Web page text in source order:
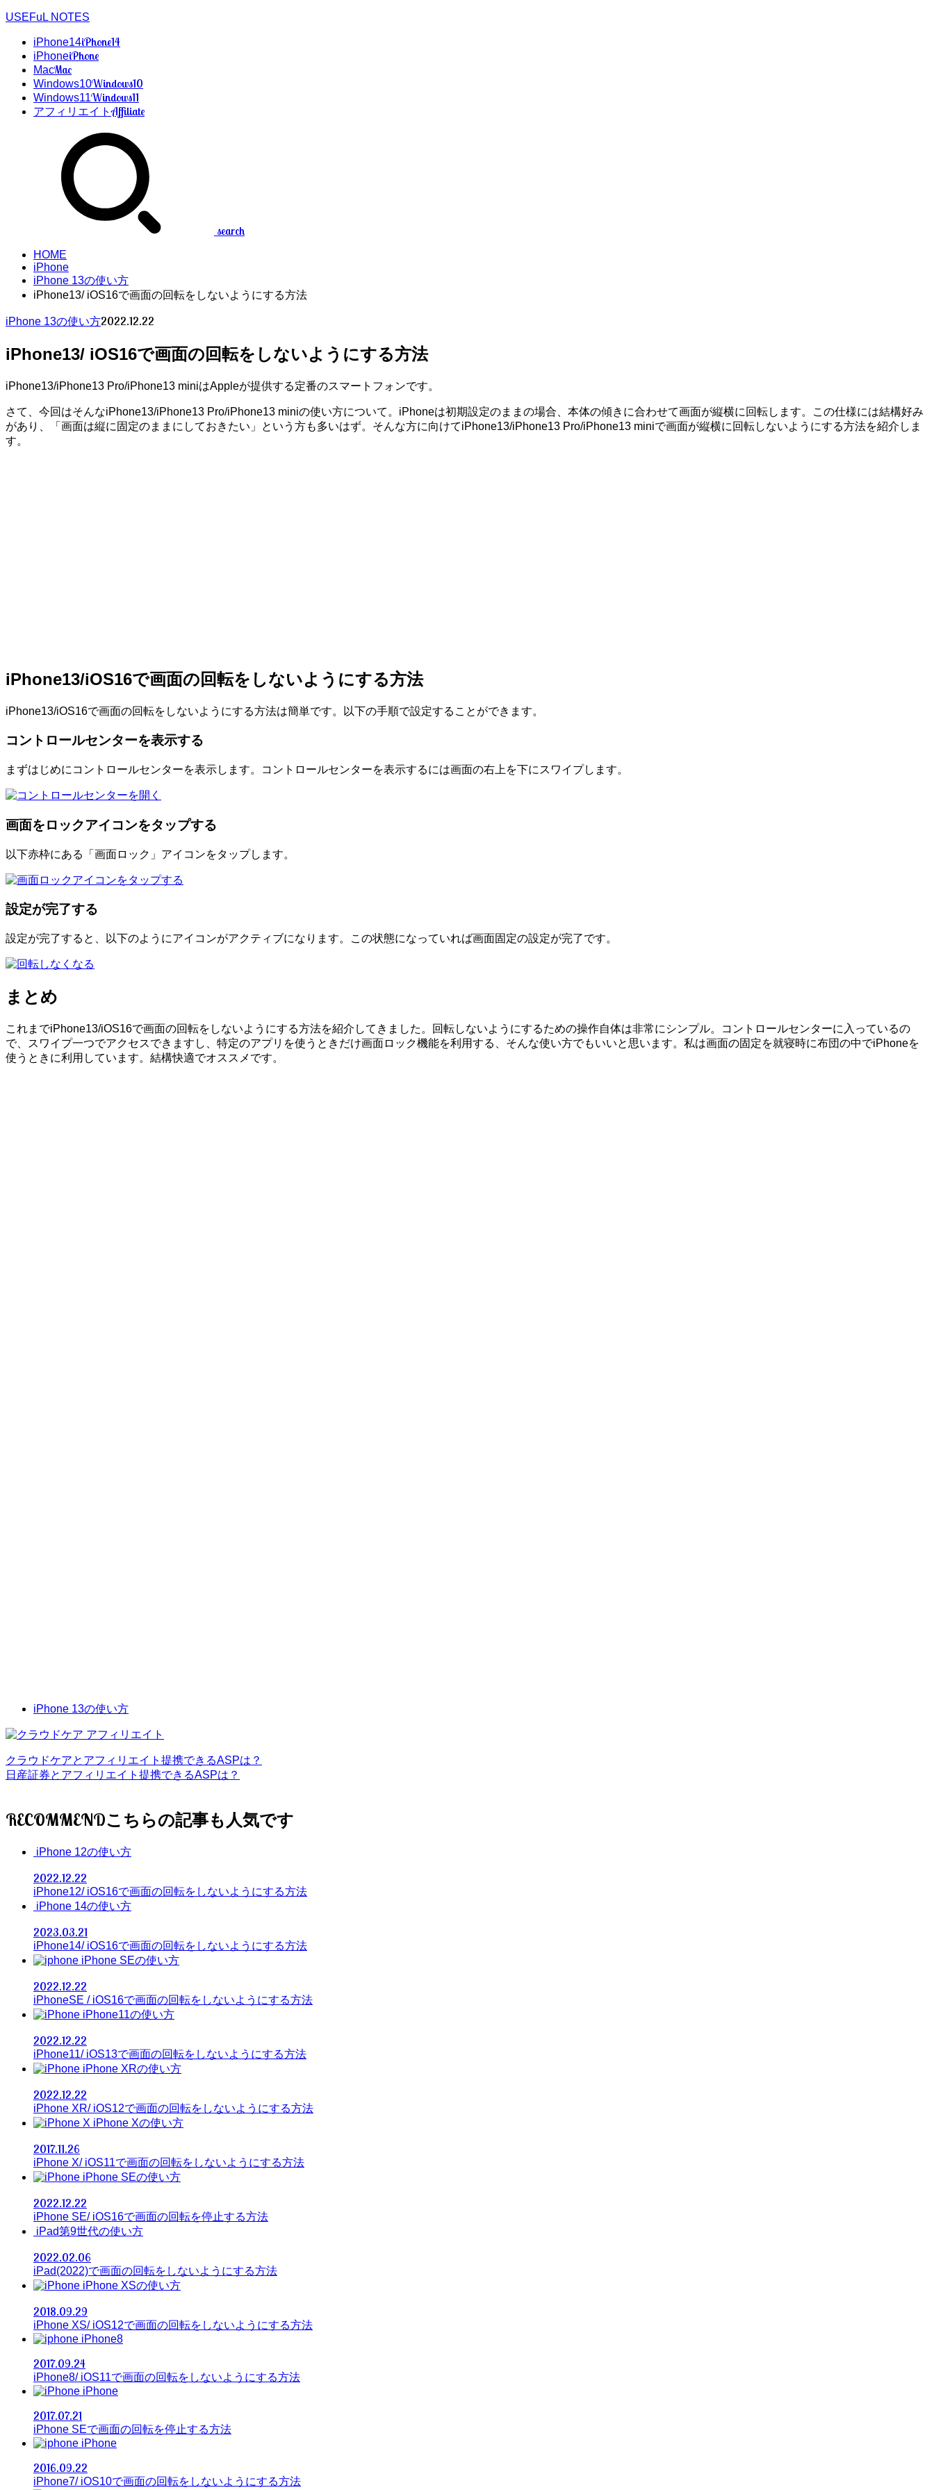
USEFuL NOTES
iPhone14iPhone14
iPhoneiPhone
MacMac
Windows10Windows10
Windows11Windows11
アフィリエイトAffiliate
search
HOME
iPhone
iPhone 13の使い方
iPhone13/ iOS16で画面の回転をしないようにする方法
iPhone 13の使い方2022.12.22
iPhone13/ iOS16で画面の回転をしないようにする方法
iPhone13/iPhone13 Pro/iPhone13 miniはAppleが提供する定番のスマートフォンです。
さて、今回はそんなiPhone13/iPhone13 Pro/iPhone13 miniの使い方について。iPhoneは初期設定のままの場合、本体の傾きに合わせて画面が縦横に回転します。この仕様には結構好み
があり、「画面は縦に固定のままにしておきたい」という方も多いはず。そんな方に向けてiPhone13/iPhone13 Pro/iPhone13 miniで画面が縦横に回転しないようにする方法を紹介しま
す。
iPhone13/iOS16で画面の回転をしないようにする方法
iPhone13/iOS16で画面の回転をしないようにする方法は簡単です。以下の手順で設定することができます。
コントロールセンターを表示する
まずはじめにコントロールセンターを表示します。コントロールセンターを表示するには画面の右上を下にスワイプします。
画面をロックアイコンをタップする
以下赤枠にある「画面ロック」アイコンをタップします。
設定が完了する
設定が完了すると、以下のようにアイコンがアクティブになります。この状態になっていれば画面固定の設定が完了です。
まとめ
これまでiPhone13/iOS16で画面の回転をしないようにする方法を紹介してきました。回転しないようにするための操作自体は非常にシンプル。コントロールセンターに入っているの
で、スワイプ一つでアクセスできますし、特定のアプリを使うときだけ画面ロック機能を利用する、そんな使い方でもいいと思います。私は画面の固定を就寝時に布団の中でiPhoneを
使うときに利用しています。結構快適でオススメです。
iPhone 13の使い方
クラウドケアとアフィリエイト提携できるASPは？
日産証券とアフィリエイト提携できるASPは？
RECOMMEND
iPhone 12の使い方
2022.12.22
iPhone12/ iOS16で画面の回転をしないようにする方法
iPhone 14の使い方
2023.03.21
iPhone14/ iOS16で画面の回転をしないようにする方法
iPhone SEの使い方
2022.12.22
iPhoneSE / iOS16で画面の回転をしないようにする方法
iPhone11の使い方
2022.12.22
iPhone11/ iOS13で画面の回転をしないようにする方法
iPhone XRの使い方
2022.12.22
iPhone XR/ iOS12で画面の回転をしないようにする方法
iPhone Xの使い方
2017.11.26
iPhone X/ iOS11で画面の回転をしないようにする方法
iPhone SEの使い方
2022.12.22
iPhone SE/ iOS16で画面の回転を停止する方法
iPad第9世代の使い方
2022.02.06
iPad(2022)で画面の回転をしないようにする方法
iPhone XSの使い方
2018.09.29
iPhone XS/ iOS12で画面の回転をしないようにする方法
iPhone8
2017.09.24
iPhone8/ iOS11で画面の回転をしないようにする方法
iPhone
2017.07.21
iPhone SEで画面の回転を停止する方法
iPhone
2016.09.22
iPhone7/ iOS10で画面の回転をしないようにする方法